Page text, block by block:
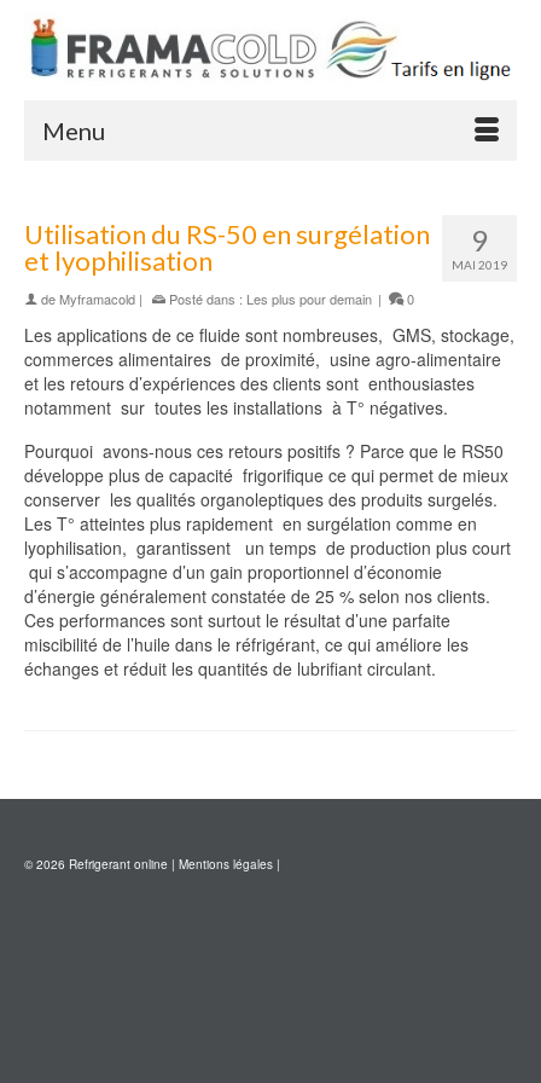
Menu
9
MAI 2019
Utilisation du RS-50 en surgélation
et lyophilisation
deMyframacold | Posté dans : Les plus pour demain | 0
Les applications de ce fluide sont nombreuses, GMS, stockage,
commerces alimentaires de proximité, usine agro-alimentaire
et les retours d’expériences des clients sont enthousiastes
notamment sur toutes les installations à T° négatives.
Pourquoi avons-nous ces retours positifs ? Parce que le RS50
développe plus de capacité frigorifique ce qui permet de mieux
conserver les qualités organoleptiques des produits surgelés.
Les T° atteintes plus rapidement en surgélation comme en
lyophilisation, garantissent un temps de production plus court
qui s’accompagne d’un gain proportionnel d’économie
d’énergie généralement constatée de 25 % selon nos clients.
Ces performances sont surtout le résultat d’une parfaite
miscibilité de l’huile dans le réfrigérant, ce qui améliore les
échanges et réduit les quantités de lubrifiant circulant.
© 2026 Refrigerant online | Mentions légales |